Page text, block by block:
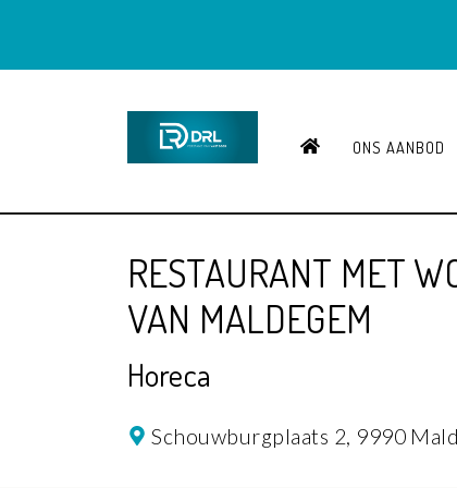
HOMEONS AANBOD
RESTAURANT MET
VAN MALDEGEM
Horeca
Schouwburgplaats 2, 9990